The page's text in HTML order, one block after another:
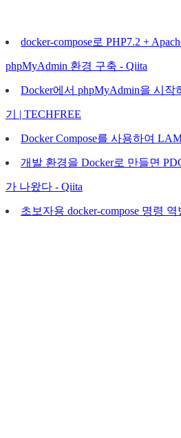
docker-compose로 PHP7.2 +
phpMyAdmin 환경 구축 - Qiita
Docker에서 phpMyAdmin을 시
기 ​​| TECHFREE
Docker Compose를 사용하여
개발 환경을 Docker로 만들면
가 나왔다 - Qiita
초보자용 docker-compose 명령